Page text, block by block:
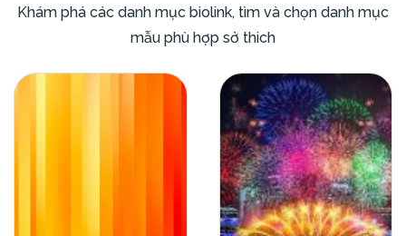
Khám phá các danh mục biolink, tìm và chọn danh mục
mẫu phù hợp sở thich